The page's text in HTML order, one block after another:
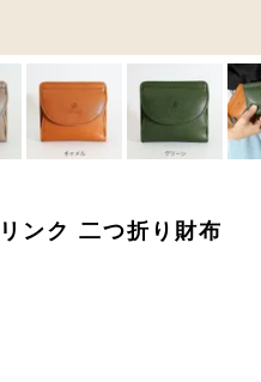
ンク 二つ折り財布